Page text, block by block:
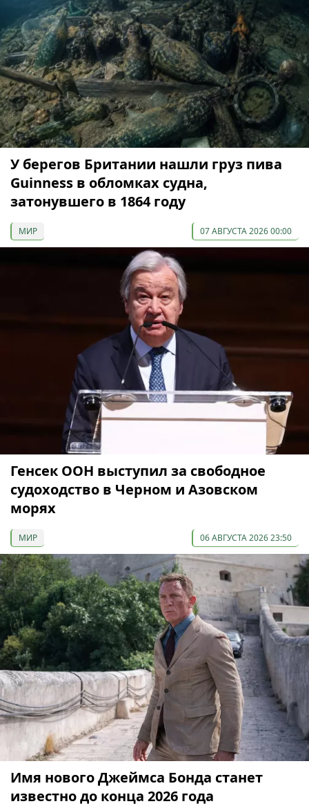
У берегов Британии нашли груз пива
Guinness в обломках судна,
затонувшего в 1864 году
МИР 07 АВГУСТА 2026 00:00
Генсек ООН выступил за свободное
судоходство в Черном и Азовском
морях
МИР 06 АВГУСТА 2026 23:50
Имя нового Джеймса Бонда станет
известно до конца 2026 года